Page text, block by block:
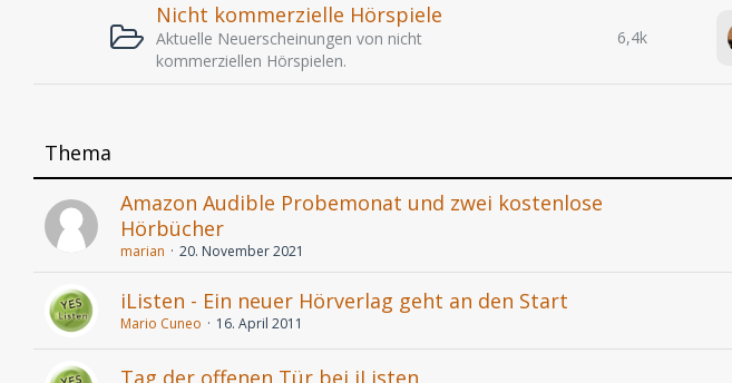
Nicht kommerzielle Hörspiele
Aktuelle Neuerscheinungen von nicht
kommerziellen Hörspielen.
6,4k
Thema
Amazon Audible Probemonat und zwei kostenlose
Hörbücher
marian 20. November 2021
iListen - Ein neuer Hörverlag geht an den Start
Mario Cuneo 16. April 2011
Tag der offenen Tür bei iListen